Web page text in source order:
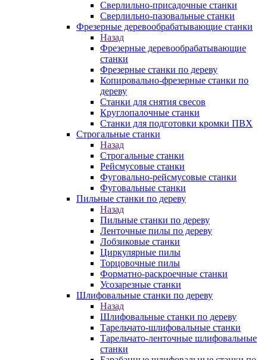
Сверлильно-присадочные станки
Сверлильно-пазовальные станки
Фрезерные деревообрабатывающие станки
Назад
Фрезерные деревообрабатывающие
станки
Фрезерные станки по дереву
Копировально-фрезерные станки по
дереву
Станки для снятия свесов
Круглопалочные станки
Станки для подготовки кромки ПВХ
Строгальные станки
Назад
Строгальные станки
Рейсмусовые станки
Фуговально-рейсмусовые станки
Фуговальные станки
Пильные станки по дереву
Назад
Пильные станки по дереву
Ленточные пилы по дереву
Лобзиковые станки
Циркулярные пилы
Торцовочные пилы
Форматно-раскроечные станки
Усозарезные станки
Шлифовальные станки по дереву
Назад
Шлифовальные станки по дереву
Тарельчато-шлифовальные станки
Тарельчато-ленточные шлифовальные
станки